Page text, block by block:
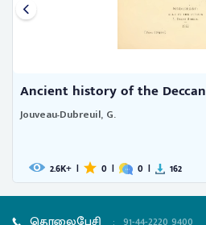
Ancient history of the Deccan
Jouveau-Dubreuil, G.
2.6K+ | 0 | 0 | 162